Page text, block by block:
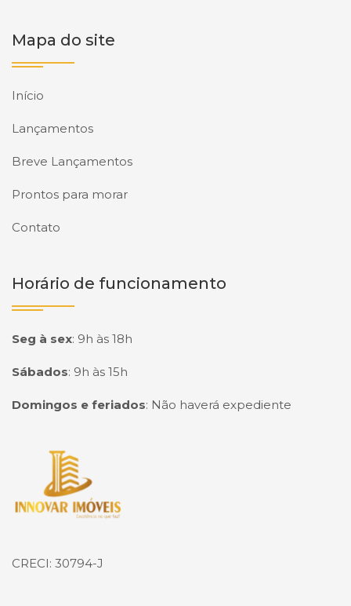
Mapa do site
Início
Lançamentos
Breve Lançamentos
Prontos para morar
Contato
Horário de funcionamento
Seg à sex: 9h às 18h
Sábados: 9h às 15h
Domingos e feriados: Não haverá expediente
Página inicial
CRECI: 30794-J